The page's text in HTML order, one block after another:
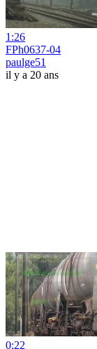
1:26
FPh0637-04
paulge51
il y a 20 ans
0:22